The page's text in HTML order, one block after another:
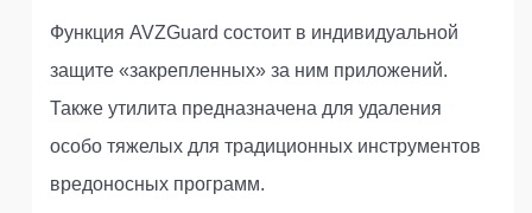
Функция AVZGuard состоит в индивидуальной
защите «закрепленных» за ним приложений.
Также утилита предназначена для удаления
особо тяжелых для традиционных инструментов
вредоносных программ.